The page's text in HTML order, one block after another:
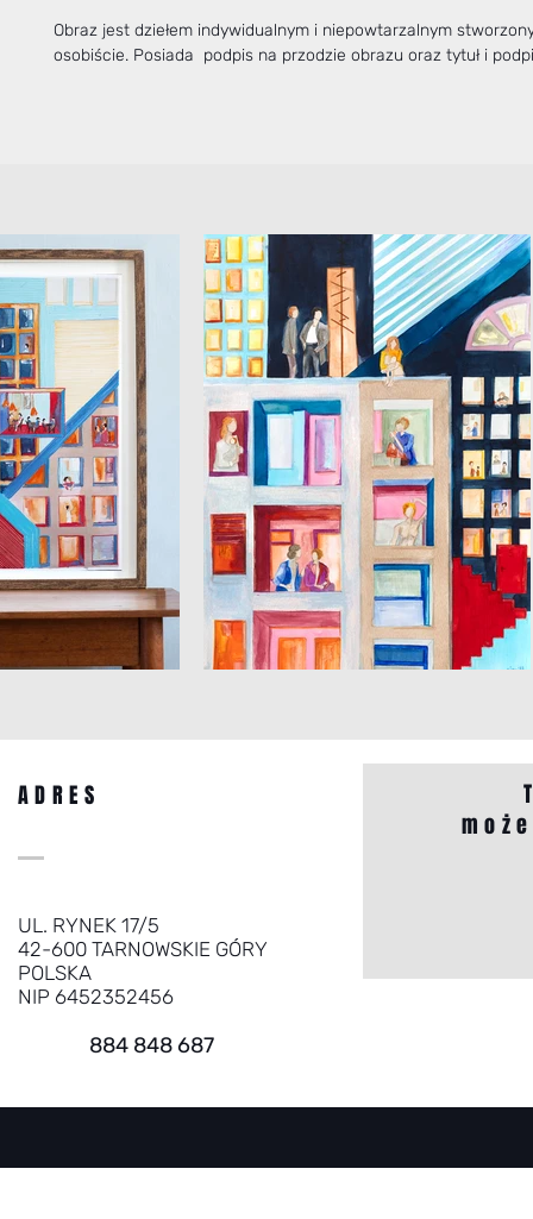
Obraz jest dziełem indywidualnym i niepowtarzalnym
osobiście. Posiada podpis na przodzie obrazu oraz tytuł i
ADRES
UL. RYNEK 17/5
42-600 TARNOWSKIE GÓRY
POLSKA
NIP 6452352456
884 848 687